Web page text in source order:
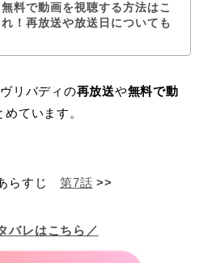
無料で動画を視聴する方法はこ
れ！再放送や放送日についても
リバディの再放送や無料で動
ています。
らすじ第7話 >>
バレはこちら／